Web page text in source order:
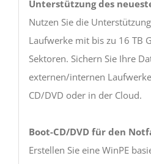
Unterstützung des
Nutzen Sie die
Laufwerke mit bis zu 16 TB
Sektoren. Sichern Sie Ihre
externen/internen
CD/DVD oder in der Cloud.
Boot-CD/DVD für den
Erstellen Sie eine WinPE